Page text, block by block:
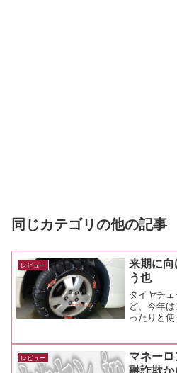
同じカテゴリの他の記事
レビュー
来期に
う也
タイヤチ
ど、今年
ったりと
の降雪の
う今年は
けて新し
ことにし
レビュー
マネー